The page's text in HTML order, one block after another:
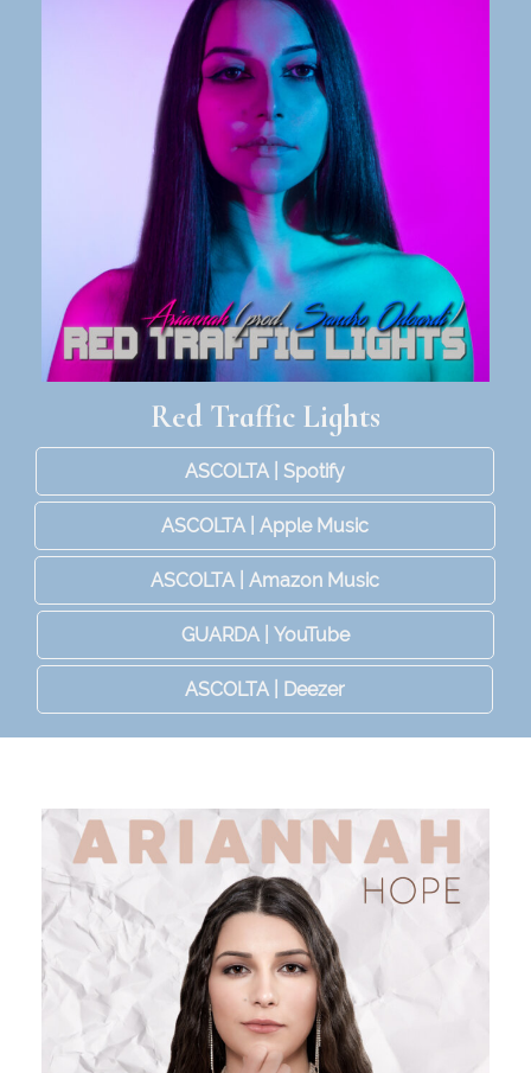
Red Traffic Lights
ASCOLTA | Spotify
ASCOLTA | Apple Music
ASCOLTA | Amazon Music
GUARDA | YouTube
ASCOLTA | Deezer